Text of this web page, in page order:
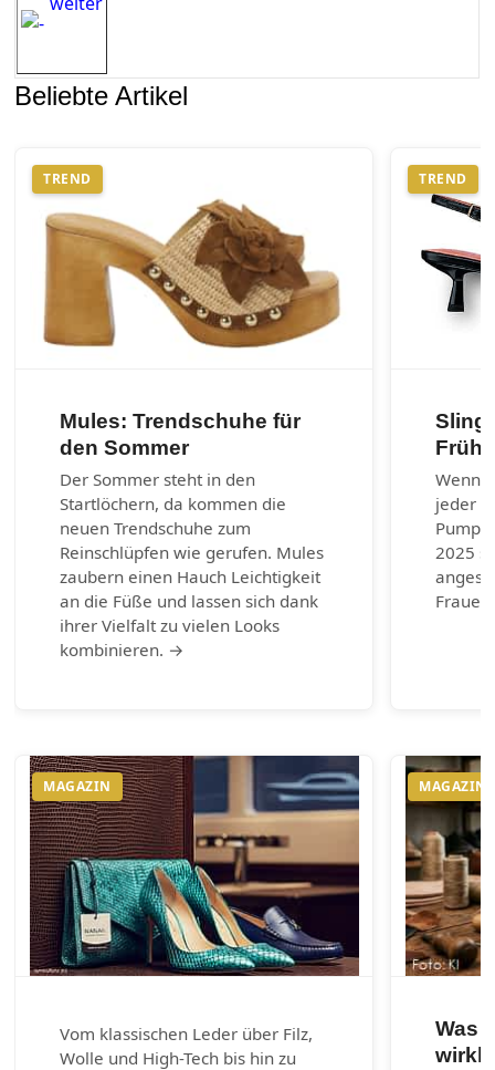
Beliebte Artikel
TREND
Mules: Trendschuhe für
den Sommer
Der Sommer steht in den
Startlöchern, da kommen die
neuen Trendschuhe zum
Reinschlüpfen wie gerufen. Mules
zaubern einen Hauch Leichtigkeit
an die Füße und lassen sich dank
ihrer Vielfalt zu vielen Looks
kombinieren. →
TREND
Wenn
jeder
2025
MAGAZIN
Vom klassischen Leder über Filz,
Wolle und High-Tech bis hin zu
MAGAZIN
Was